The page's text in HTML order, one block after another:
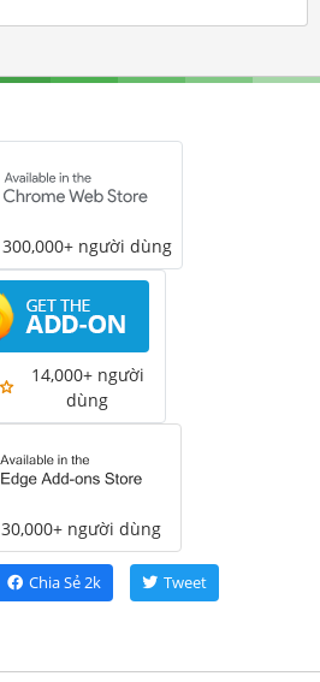
300,000+ người dùng
14,000+ người
dùng
30,000+ người dùng
Chia Sẻ2k Tweet